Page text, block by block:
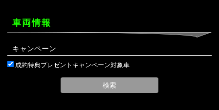
車両情報
キャンペーン
成約特典プレゼントキャンペーン対象車